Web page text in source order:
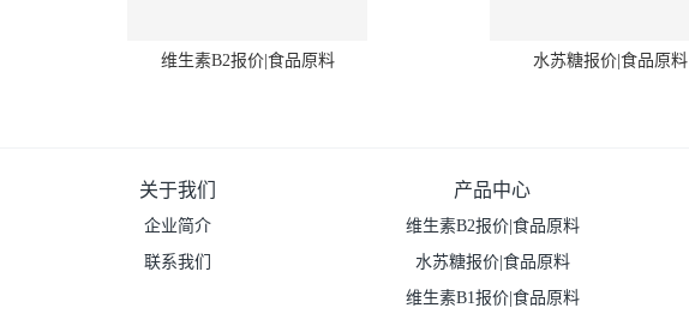
维生素B2报价|食品原料 水苏糖报价|食品原料
关于我们
企业简介
联系我们
产品中心
维生素B2报价|食品原料
水苏糖报价|食品原料
维生素B1报价|食品原料